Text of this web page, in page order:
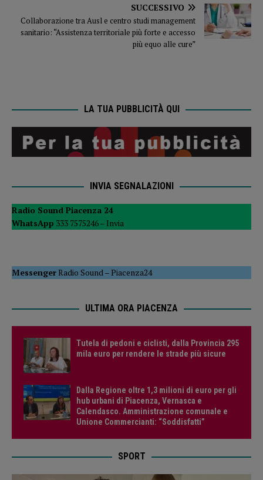
SUCCESSIVO
Collaborazione tra Ausl e centro studi management
sanitario: “Assistenza territoriale più forte e accesso
più equo alle cure”
LA TUA PUBBLICITÀ QUI
INVIA SEGNALAZIONI
Radio Sound Piacenza 24
WhatsApp 333 7575246 – Invia
MessengerRadio Sound –Piacenza24
ULTIMA ORA PIACENZA
Tutela di pedoni e ciclisti, dalla Provincia 295
mila euro per rendere le strade più sicure
Dalla Regione oltre 1,3 milioni di euro per gli
hub urbani di Piacenza, Vernasca e
Calendasco. Amministrazione comunale e
Unione Commercianti: “Soddisfatti”
SPORT